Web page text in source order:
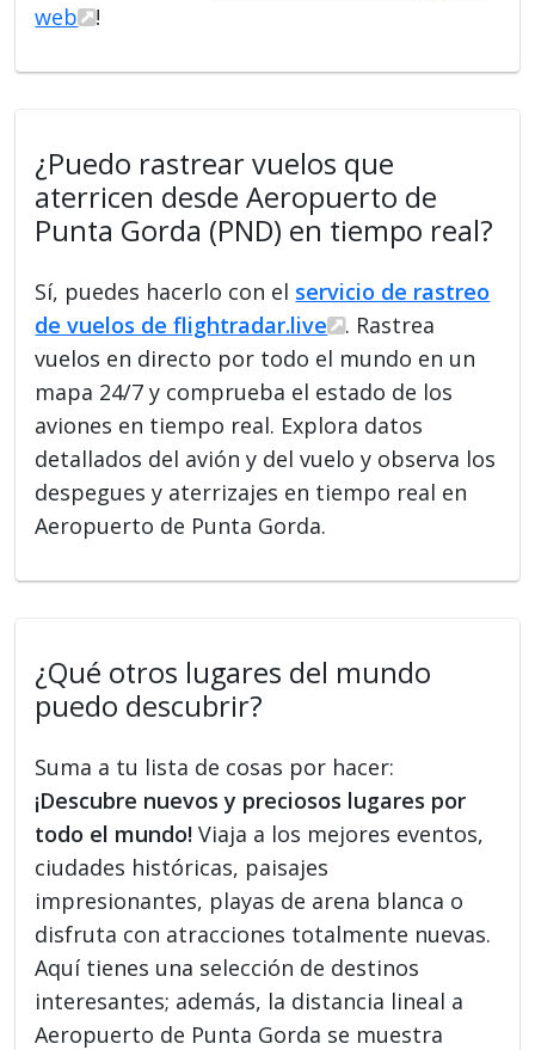
web
!
¿Puedo rastrear vuelos que
aterricen desde Aeropuerto de
Punta Gorda (PND) en tiempo real?
Sí, puedes hacerlo con el servicio de rastreo
de vuelos de flightradar.live
. Rastrea
vuelos en directo por todo el mundo en un
mapa 24/7 y comprueba el estado de los
aviones en tiempo real. Explora datos
detallados del avión y del vuelo y observa los
despegues y aterrizajes en tiempo real en
Aeropuerto de Punta Gorda.
¿Qué otros lugares del mundo
puedo descubrir?
Suma a tu lista de cosas por hacer:
¡Descubre nuevos y preciosos lugares por
todo el mundo! Viaja a los mejores eventos,
ciudades históricas, paisajes
impresionantes, playas de arena blanca o
disfruta con atracciones totalmente nuevas.
Aquí tienes una selección de destinos
interesantes; además, la distancia lineal a
Aeropuerto de Punta Gorda se muestra